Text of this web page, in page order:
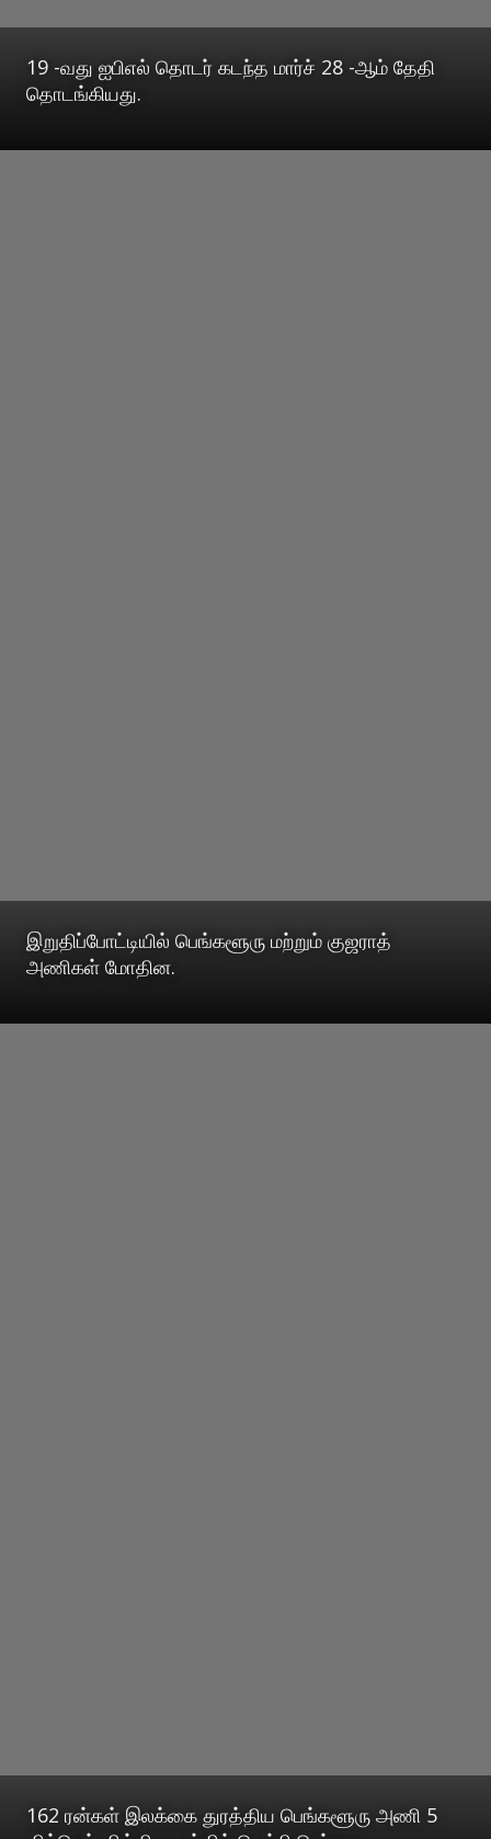
19 -வது ஐபிஎல் தொடர் கடந்த மார்ச் 28 -ஆம் தேதி
தொடங்கியது.
இறுதிப்போட்டியில் பெங்களூரு மற்றும் குஜராத்
அணிகள் மோதின.
162 ரன்கள் இலக்கை துரத்திய பெங்களூரு அணி 5